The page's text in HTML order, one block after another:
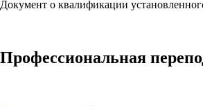
Документ о квалификации
Профессиональная